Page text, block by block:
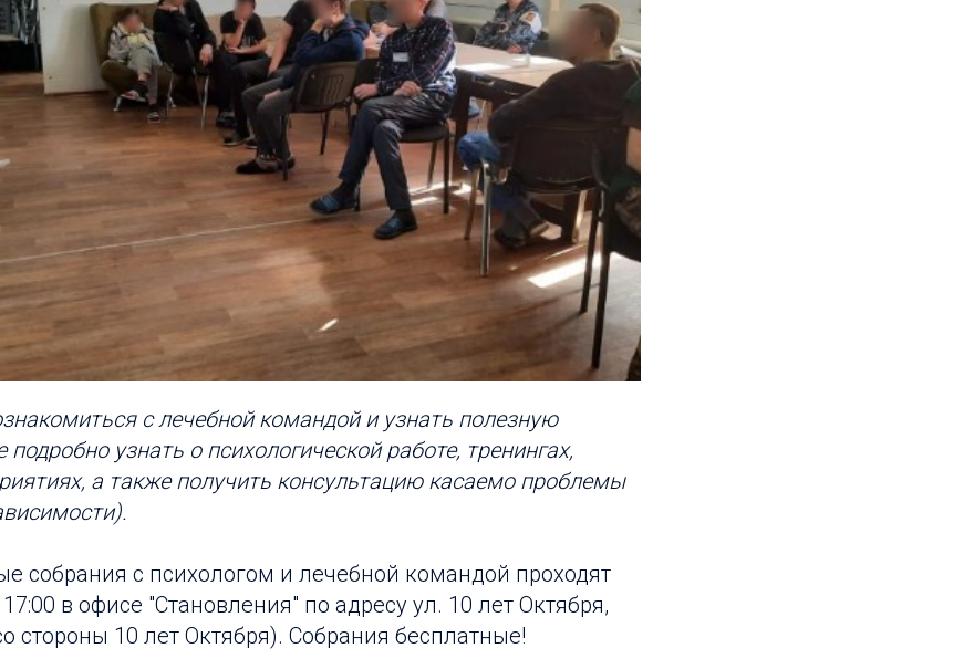
с лечебной командой и узнать полезную
узнать о психологической работе, тренингах,
а также получить консультацию касаемо проблемы
собрания с психологом и лечебной командой проходят
в офисе "Становления" по адресу ул. 10 лет Октября,
стороны 10 лет Октября). Собрания бесплатные!